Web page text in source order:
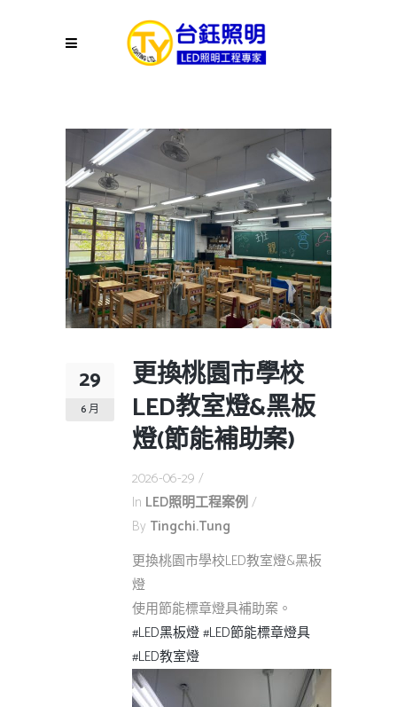
29
6 月
更換桃園市學校
LED教室燈&黑板
燈(節能補助案)
2026-06-29
In LED照明工程案例
By Tingchi.tung
更換桃園市學校LED教室燈&黑板
燈
使用節能標章燈具補助案。
#LED黑板燈#LED節能標章燈具
#LED教室燈